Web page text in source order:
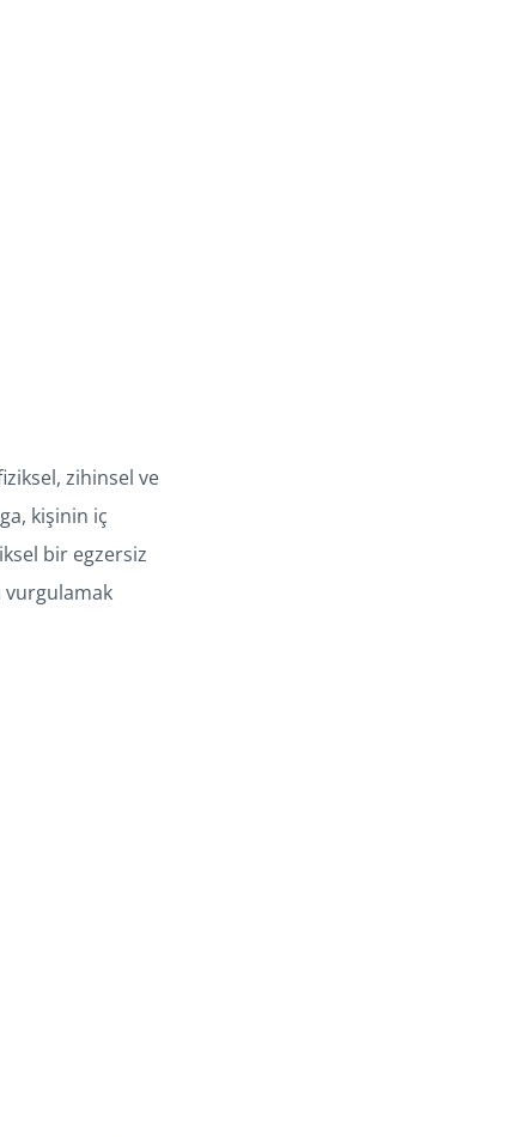
zihinsel ve
kişinin iç
bir egzersiz
vurgulamak